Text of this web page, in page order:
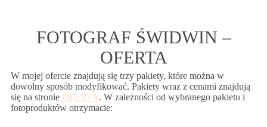
FOTOGRAF ŚWIDWIN –
OFERTA
W mojej ofercie znajdują się trzy pakiety, które można w
dowolny sposób modyfikować. Pakiety wraz z cenami znajdują
się na stronie OFERTA. W zależności od wybranego pakietu i
fotoproduktów otrzymacie: